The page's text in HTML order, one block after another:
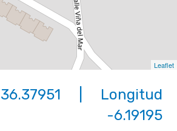
Leaflet
36.37951 | Longitud
-6.19195